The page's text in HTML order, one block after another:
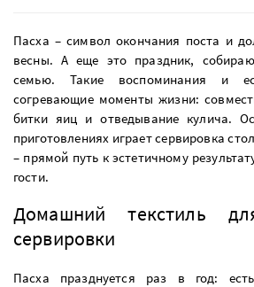
Пасха – символ окончания поста и
весны. А еще это праздник,
семью. Такие воспоминания и
согревающие моменты жизни:
битки яиц и отведывание кулича.
приготовлениях играет сервировка
– прямой путь к эстетичному
гости.
Домашний текстиль
сервировки
Пасха празднуется раз в год: